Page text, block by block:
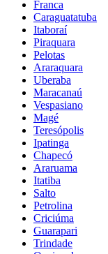
Franca
Caraguatatuba
Itaboraí
Piraquara
Pelotas
Araraquara
Uberaba
Maracanaú
Vespasiano
Magé
Teresópolis
Ipatinga
Chapecó
Araruama
Itatiba
Salto
Petrolina
Criciúma
Guarapari
Trindade